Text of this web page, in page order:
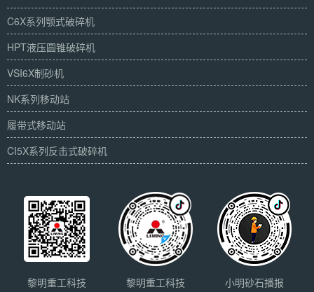
C6X系列颚式破碎机
HPT液压圆锥破碎机
VSI6X制砂机
NK系列移动站
履带式移动站
CI5X系列反击式破碎机
黎明重工科技 黎明重工科技 小明砂石播报